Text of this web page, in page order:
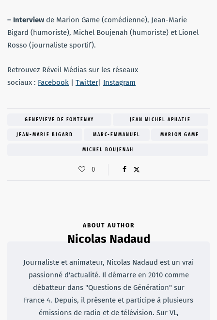
– Interview de Marion Game (comédienne), Jean-Marie
Bigard (humoriste), Michel Boujenah (humoriste) et Lionel
Rosso (journaliste sportif).
Retrouvez Réveil Médias sur les réseaux
sociaux : Facebook | Twitter| Instagram
GENEVIÈVE DE FONTENAY JEAN MICHEL APHATIE
JEAN-MARIE BIGARD MARC-EMMANUEL MARION GAME
MICHEL BOUJENAH
0
ABOUT AUTHOR
Nicolas Nadaud
Journaliste et animateur, Nicolas Nadaud est un vrai
passionné d'actualité. Il démarre en 2010 comme
débatteur dans "Questions de Génération" sur
France 4. Depuis, il présente et participe à plusieurs
émissions de radio et de télévision. Sur VL,